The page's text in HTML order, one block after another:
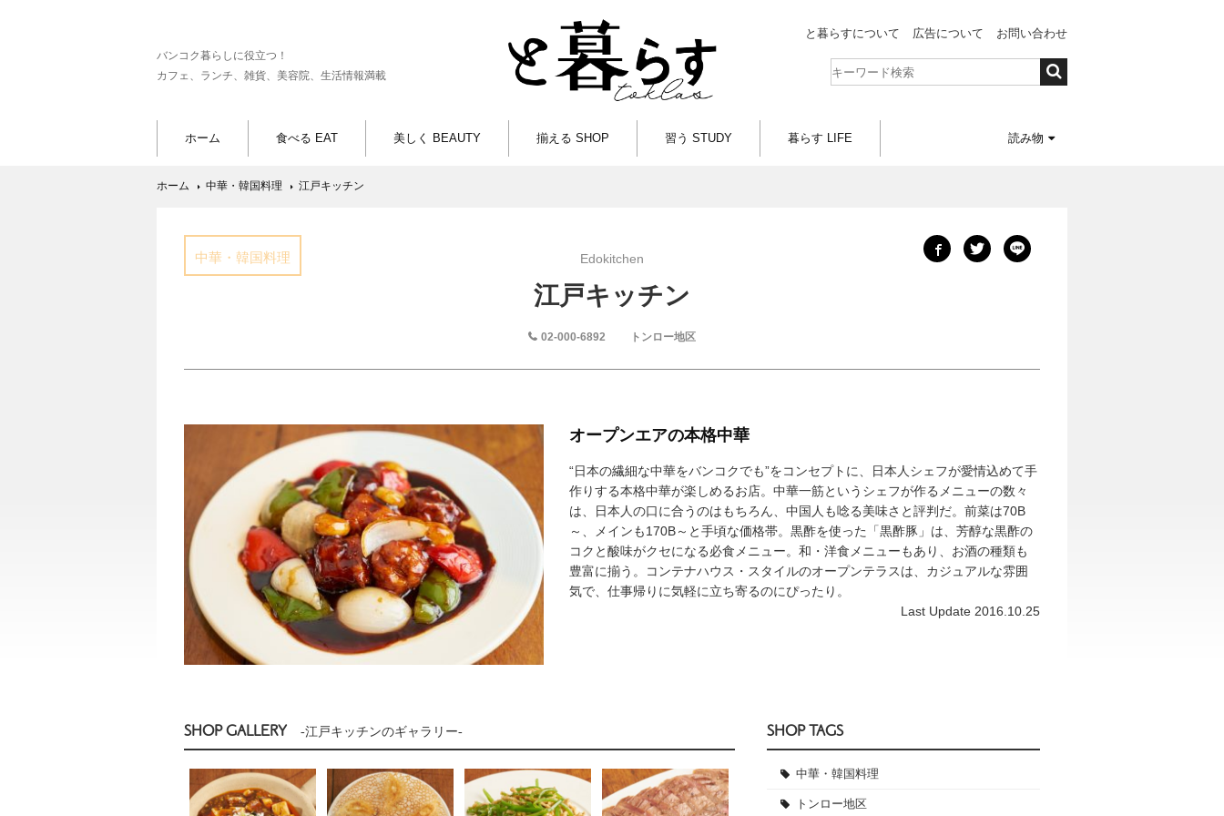
バンコク暮らしに役立つ！
カフェ、ランチ、雑貨、美容院、生活情報満載
と暮らすについて 広告について お問い合わせ
ホーム 食べる EAT 美しく BEAUTY 揃える SHOP 習う STUDY 暮らす LIFE 読み物
ホーム 中華・韓国料理 江戸キッチン
中華・韓国料理 Edokitchen
江戸キッチン
02-000-6892 トンロー地区
オープンエアの本格中華
“日本の繊細な中華をバンコクでも”をコンセプトに、日本人シェフが愛情込めて手
作りする本格中華が楽しめるお店。中華一筋というシェフが作るメニューの数々
は、日本人の口に合うのはもちろん、中国人も唸る美味さと評判だ。前菜は70B
～、メインも170B～と手頃な価格帯。黒酢を使った「黒酢豚」は、芳醇な黒酢の
コクと酸味がクセになる必食メニュー。和・洋食メニューもあり、お酒の種類も
豊富に揃う。コンテナハウス・スタイルのオープンテラスは、カジュアルな雰囲
気で、仕事帰りに気軽に立ち寄るのにぴったり。
Last Update 2016.10.25
SHOP GALLERY -江戸キッチンのギャラリー- SHOP TAGS
中華・韓国料理
トンロー地区